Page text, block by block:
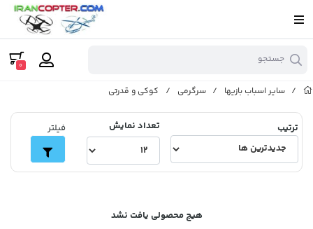
جستجو 0
/ سایر اسباب بازیها / سرگرمی / کوکی و قدرتی
ترتیب تعداد نمایش فیلتر
هیچ محصولی یافت نشد